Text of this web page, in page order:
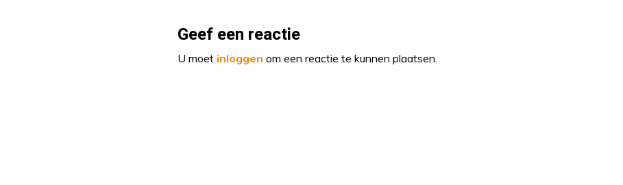
Geef een reactie
U moet inloggen om een reactie te kunnen plaatsen.